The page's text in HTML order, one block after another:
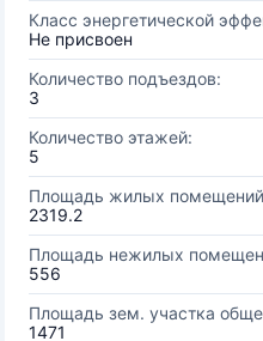
Класс энергетической
Не присвоен
Количество подъездов:
3
Количество этажей:
5
Площадь жилых
2319.2
Площадь нежилых
556
Площадь зем. участка
1471